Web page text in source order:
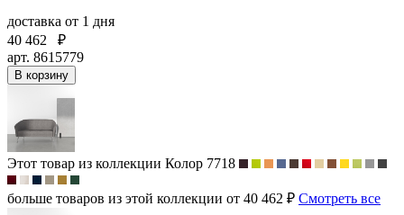
доставка от 1 дня
40 462
₽
арт. 8615779
В корзину
Этот товар из коллекции Колор 7718
больше товаров из этой коллекции от 40 462 ₽ Смотреть все